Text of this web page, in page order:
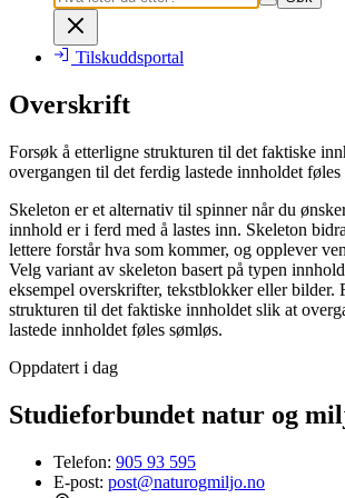
Tilskuddsportal
Overskrift
Forsøk å etterligne strukturen til det faktiske
overgangen til det ferdig lastede innholdet føles
Skeleton er et alternativ til spinner når du
innhold er i ferd med å lastes inn. Skeleton
lettere forstår hva som kommer, og opplever
Velg variant av skeleton basert på typen
eksempel overskrifter, tekstblokker eller bilder.
strukturen til det faktiske innholdet slik at
lastede innholdet føles sømløs.
Oppdatert i dag
Studieforbundet natur og
Telefon: 905 93 595
E-post: post@naturogmiljo.no